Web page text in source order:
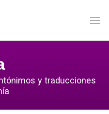
y traducciones